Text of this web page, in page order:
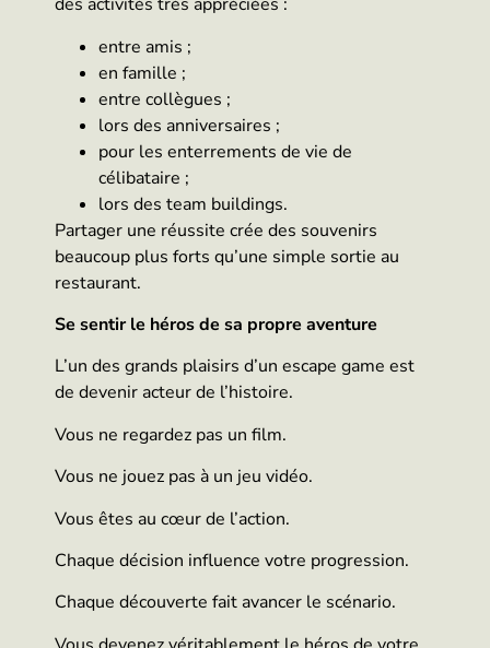
entre amis ;
en famille ;
entre collègues ;
lors des anniversaires ;
pour les enterrements de vie de
célibataire ;
lors des team buildings.
Partager une réussite crée des souvenirs
beaucoup plus forts qu’une simple sortie au
restaurant.
Se sentir le héros de sa propre aventure
L’un des grands plaisirs d’un escape game est
de devenir acteur de l’histoire.
Vous ne regardez pas un film.
Vous ne jouez pas à un jeu vidéo.
Vous êtes au cœur de l’action.
Chaque décision influence votre progression.
Chaque découverte fait avancer le scénario.